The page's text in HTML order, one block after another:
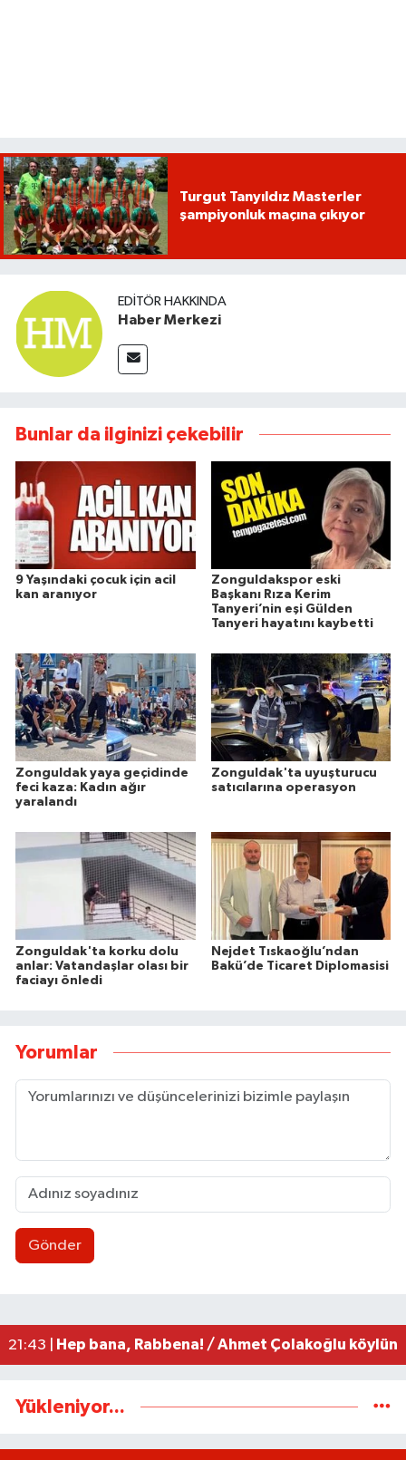
Turgut Tanyıldız Masterler
şampiyonluk maçına çıkıyor
EDITÖR HAKKINDA
Haber Merkezi
Bunlar da ilginizi çekebilir
9 Yaşındaki çocuk için acil
kan aranıyor
Zonguldakspor eski
Başkanı Rıza Kerim
Tanyeri’nin eşi Gülden
Tanyeri hayatını kaybetti
Zonguldak yaya geçidinde
feci kaza: Kadın ağır
yaralandı
Zonguldak'ta uyuşturucu
satıcılarına operasyon
Zonguldak'ta korku dolu
anlar: Vatandaşlar olası bir
faciayı önledi
Nejdet Tıskaoğlu’ndan
Bakü’de Ticaret Diplomasisi
Yorumlar
Gönder
13:43 |9 Yaşındaki çocuk için acil kan aranıyor
21:43 |
Hep bana, Rabbena! / Ahmet Çolakoğlu
Yükleniyor...